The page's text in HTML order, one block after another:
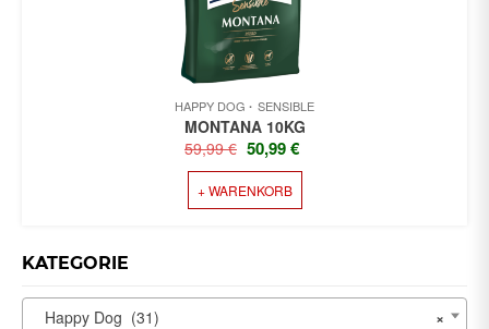
HAPPY DOG SENSIBLE
MONTANA 10KG
59,99€ URSPRÜNGLICHER
PREIS
WAR:
59,99 €
50,99€
+ WARENKORB
KATEGORIE
×
Happy Dog (31)